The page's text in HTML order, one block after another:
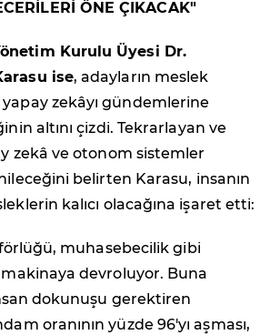
ÖNE ÇIKACAK"
Kurulu Üyesi Dr.
ise, adayların meslek
zekâyı gündemlerine
altını çizdi. Tekrarlayan ve
zekâ ve otonom sistemler
belirten Karasu, insanın
kalıcı olacağına işaret etti:
muhasebecilik gibi
devroluyor. Buna
dokunuşu gerektiren
oranının yüzde 96'yı aşması,